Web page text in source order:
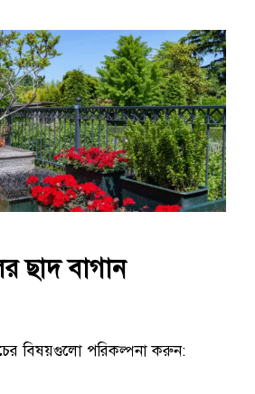
ছাদ বাগান
বিষয়গুলো পরিকল্পনা করুন: